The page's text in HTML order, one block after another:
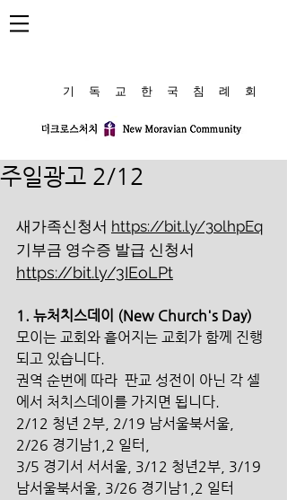
​기 독 교 한 국 침 례 회
주일광고 2/12
새가족신청서 https://bit.ly/3olhpEq
기부금 영수증 발급 신청서
https://bit.ly/3IEoLPt
1. 뉴처치스데이 (New Church's Day)
모이는 교회와 흩어지는 교회가 함께 진행
되고 있습니다.
권역 순번에 따라  판교 성전이 아닌 각 셀
에서 처치스데이를 가지면 됩니다.
2/12 청년 2부, 2/19 남서울북서울,
2/26 경기남1,2 일터,
3/5 경기서 서서울, 3/12 청년2부, 3/19
남서울북서울, 3/26 경기남1,2 일터